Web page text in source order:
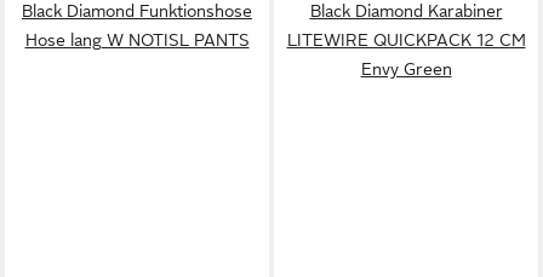
Black Diamond Funktionshose
Hose lang W NOTISL PANTS
Black Diamond Karabiner
LITEWIRE QUICKPACK 12 CM
Envy Green